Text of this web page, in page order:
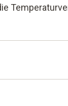
die